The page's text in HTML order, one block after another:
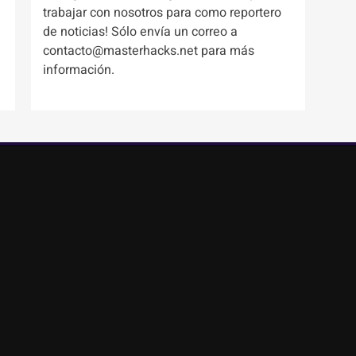
trabajar con nosotros para como reportero
de noticias! Sólo envía un correo a
contacto@masterhacks.net para más
información.